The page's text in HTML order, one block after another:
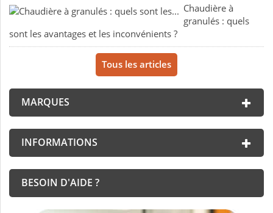
Chaudière à
granulés : quels
sont les avantages et les inconvénients ?
Tous les articles
MARQUES
INFORMATIONS
BESOIN D'AIDE ?